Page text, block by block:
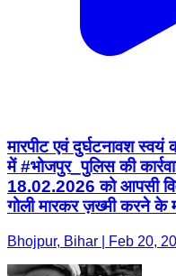
मारपीट एवं दुर्घटनावश
में #भोजपुर_पुलिस की
18.02.2026 को आपसी
गोली मारकर ज़ख्मी करने
Bhojpur, Bihar | Feb 20,